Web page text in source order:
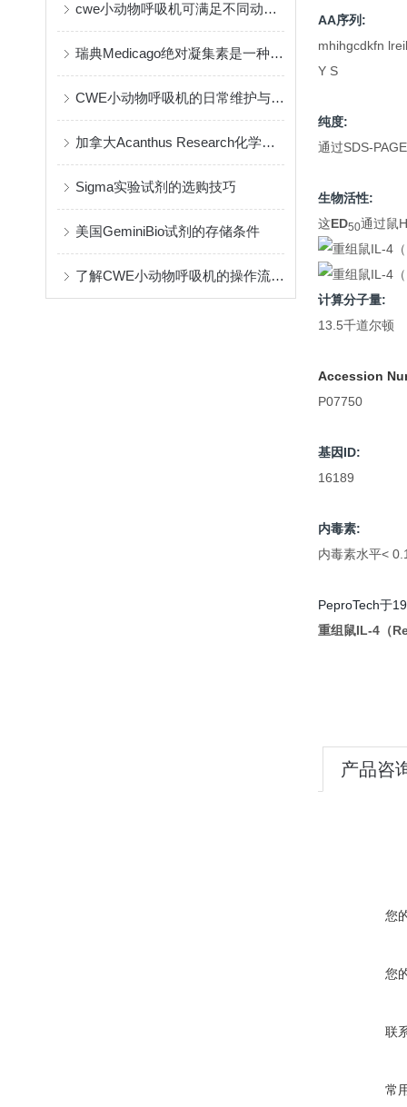
cwe小动物呼吸机可满足不同动物的生理需要
瑞典Medicago绝对凝集素是一种创新的免疫疗法
CWE小动物呼吸机的日常维护与保养指南
加拿大Acanthus Research化学试剂的作用与应用
Sigma实验试剂的选购技巧
美国GeminiBio试剂的存储条件
了解CWE小动物呼吸机的操作流程与维护
AA序列:
mhihgcdkfn
Y S
纯度:
通过SDS-
生物活性:
这ED50通过鼠
计算分子量:
13.5千道尔顿
Accession
P07750
基因ID:
16189
内毒素:
内毒素水平<
PeproTech于
重组鼠IL-4（
产品咨
您
您
联
常